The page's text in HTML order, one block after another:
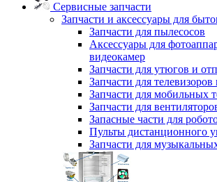
Сервисные запчасти
Запчасти и аксессуары для
Запчасти для пылесосов
Аксессуары для
видеокамер
Запчасти для утюгов и
Запчасти для
Запчасти для мобильных
Запчасти для
Запасные части для
Пульты дистанционного
Запчасти для